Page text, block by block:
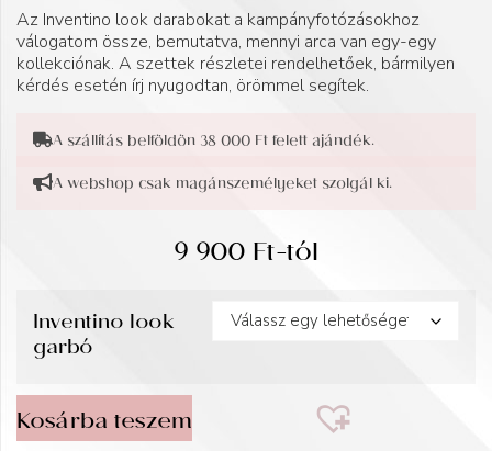
Az Inventino look darabokat a kampányfotózásokhoz
válogatom össze, bemutatva, mennyi arca van egy-egy
kollekciónak. A szettek részletei rendelhetőek, bármilyen
kérdés esetén írj nyugodtan, örömmel segítek.
A szállítás belföldön 38 000 Ft felett ajándék.
A webshop csak magánszemélyeket szolgál ki.
9 900Ft-tól
Inventino look
garbó
Kosárba teszem